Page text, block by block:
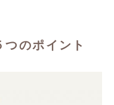
のポイント